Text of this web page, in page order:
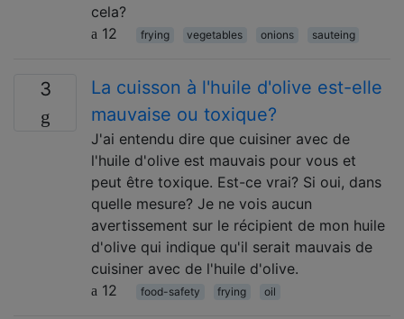
cela?
12
frying vegetables onions sauteing
3
La cuisson à l'huile d'olive est-elle
mauvaise ou toxique?
J'ai entendu dire que cuisiner avec de
l'huile d'olive est mauvais pour vous et
peut être toxique. Est-ce vrai? Si oui, dans
quelle mesure? Je ne vois aucun
avertissement sur le récipient de mon huile
d'olive qui indique qu'il serait mauvais de
cuisiner avec de l'huile d'olive.
12
food-safety frying oil